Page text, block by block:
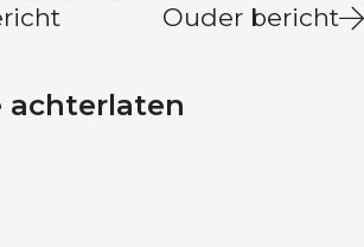
Ouder bericht
achterlaten